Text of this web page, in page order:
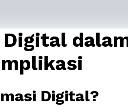
Digital?